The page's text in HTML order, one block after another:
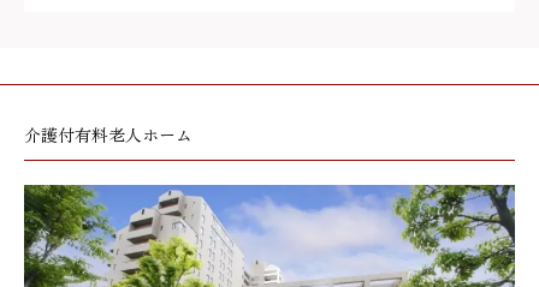
介護付有料老人ホーム